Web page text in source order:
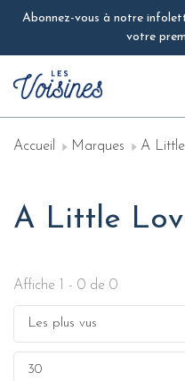
Abonnez-vous à notre
votre
Accueil Marques A
A Little
Affiche 1 - 0 de 0
Les plus vus
30